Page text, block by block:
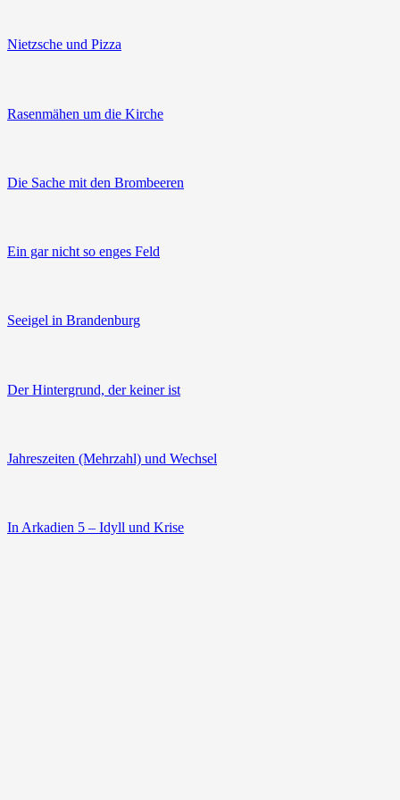
Nietzsche und Pizza
Rasenmähen um die Kirche
Die Sache mit den Brombeeren
Ein gar nicht so enges Feld
Seeigel in Brandenburg
Der Hintergrund, der keiner ist
Jahreszeiten (Mehrzahl) und Wechsel
In Arkadien 5 – Idyll und Krise